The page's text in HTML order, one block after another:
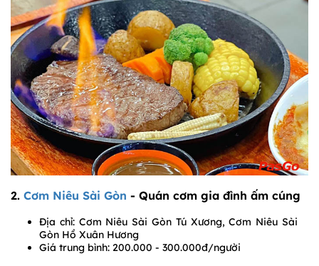
2. Cơm Niêu Sài Gòn - Quán cơm gia đình ấm cúng
Địa chỉ: Cơm Niêu Sài Gòn Tú Xương, Cơm Niêu Sài
Gòn Hồ Xuân Hương
Giá trung bình: 200.000 - 300.000đ/người